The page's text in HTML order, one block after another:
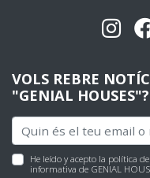
VOLS REBRE
"GENIAL HOUSES"?
He leído y acepto la política
informativa de GENIAL